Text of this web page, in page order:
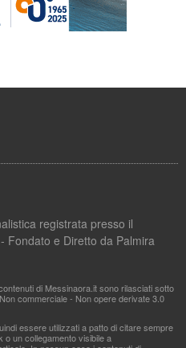
registrata presso il
Fondato e Diretto da Palmira
di Messinaora.it sono rilasciati sotto
commerciale - Non opere derivate 3.0
essere utilizzati a patto di citare sempre
o un collegamento visibile a